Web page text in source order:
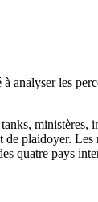
les
ministères,
plaidoyer. Les
quatre pays